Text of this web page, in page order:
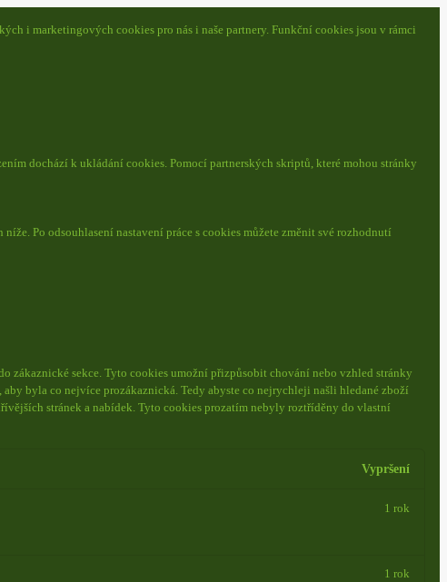
i marketingových cookies pro nás i naše partnery. Funkční cookies jsou v rámci
dochází k ukládání cookies. Pomocí partnerských skriptů, které mohou stránky
Po odsouhlasení nastavení práce s cookies můžete změnit své rozhodnutí
zákaznické sekce. Tyto cookies umožní přizpůsobit chování nebo vzhled stránky
byla co nejvíce prozákaznická. Tedy abyste co nejrychleji našli hledané zboží
stránek a nabídek. Tyto cookies prozatím nebyly roztříděny do vlastní
Vypršení
1 rok
1 rok